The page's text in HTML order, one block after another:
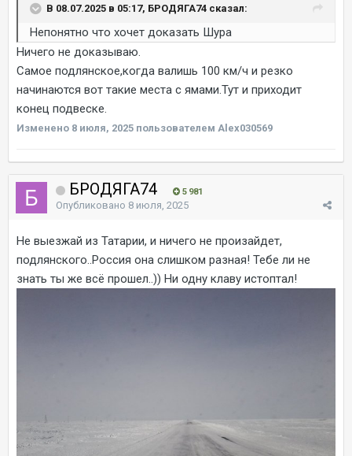
В 08.07.2025 в 05:17, БРОДЯГА74 сказал:
Непонятно что хочет доказать Шура
Ничего не доказываю.
Самое подлянское,когда валишь 100 км/ч и резко
начинаются вот такие места с ямами.Тут и приходит
конец подвеске.
Изменено 8 июля, 2025 пользователем Alex030569
БРОДЯГА74 5 981
Опубликовано 8 июля, 2025
Не выезжай из Татарии, и ничего не произайдет,
подлянского..Россия она слишком разная! Тебе ли не
знать ты же всё прошел..)) Ни одну клаву истоптал!